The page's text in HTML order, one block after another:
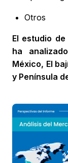
Otros
El estudio
ha
México, El
y Península